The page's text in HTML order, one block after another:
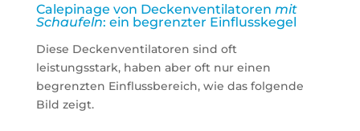
Calepinage von Deckenventilatoren mit
Schaufeln: ein begrenzter Einflusskegel
Diese Deckenventilatoren sind oft
leistungsstark, haben aber oft nur einen
begrenzten Einflussbereich, wie das folgende
Bild zeigt.